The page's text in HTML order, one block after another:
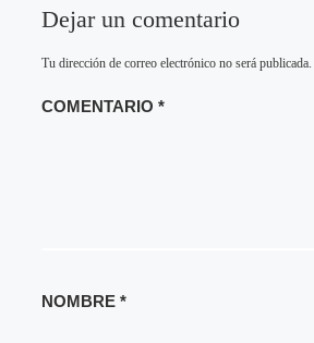
Dejar un comentario
Tu dirección de correo electrónico no será publicada.
COMENTARIO *
NOMBRE *